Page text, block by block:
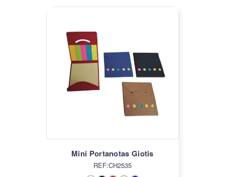
Mini Portanotas Giotis
REF:CH2535